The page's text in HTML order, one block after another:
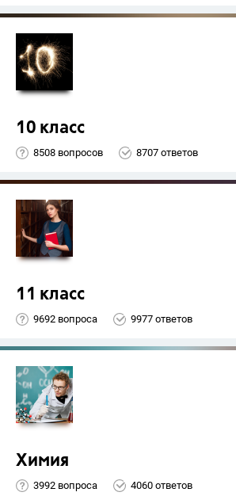
10 класс
8508 вопросов 8707 ответов
11 класс
9692 вопроса 9977 ответов
Химия
3992 вопроса 4060 ответов